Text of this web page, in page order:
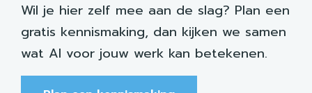
Wil je hier zelf mee aan de slag? Plan een
gratis kennismaking, dan kijken we samen
wat AI voor jouw werk kan betekenen.